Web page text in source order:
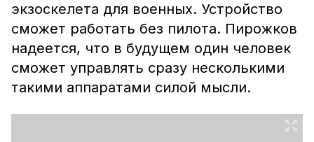
экзоскелета для военных. Устройство
сможет работать без пилота. Пирожков
надеется, что в будущем один человек
сможет управлять сразу несколькими
такими аппаратами силой мысли.